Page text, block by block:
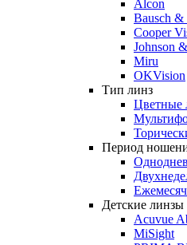
Alcon
Bausch
Cooper
Johnson
Miru
OKVision
Тип линз
Цветные
Период
Детские линзы
Acuvue
MiSight